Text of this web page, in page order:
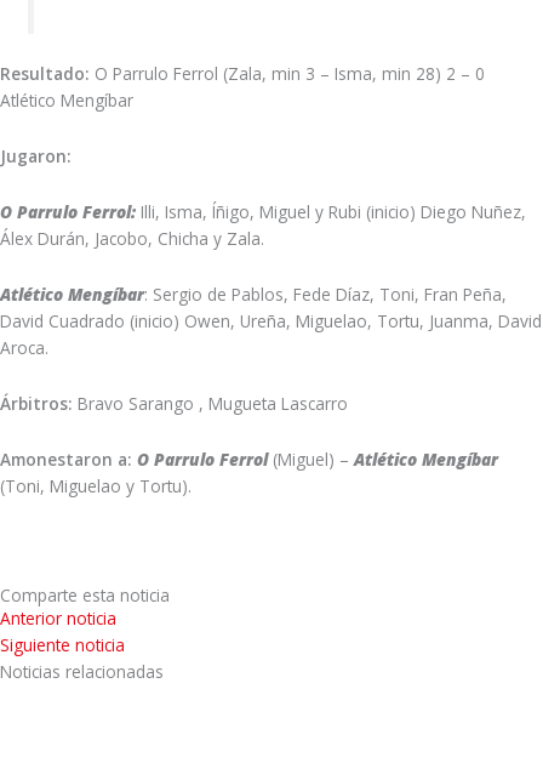
Resultado: O Parrulo Ferrol (Zala, min 3 – Isma, min 28) 2 – 0
Atlético Mengíbar
Jugaron:
O Parrulo Ferrol: Illi, Isma, Íñigo, Miguel y Rubi (inicio) Diego Nuñez,
Álex Durán, Jacobo, Chicha y Zala.
Atlético Mengíbar: Sergio de Pablos, Fede Díaz, Toni, Fran Peña,
David Cuadrado (inicio) Owen, Ureña, Miguelao, Tortu, Juanma, David
Aroca.
Árbitros: Bravo Sarango , Mugueta Lascarro
Amonestaron a: O Parrulo Ferrol (Miguel) –Atlético Mengíbar
(Toni, Miguelao y Tortu).
Comparte esta noticia
Anterior noticia
Siguiente noticia
Noticias relacionadas